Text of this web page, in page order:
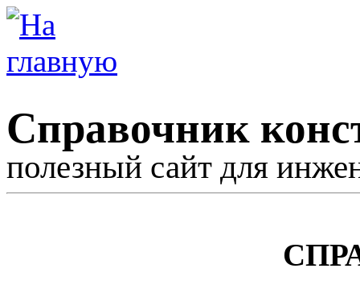
Справочник
полезный сайт для